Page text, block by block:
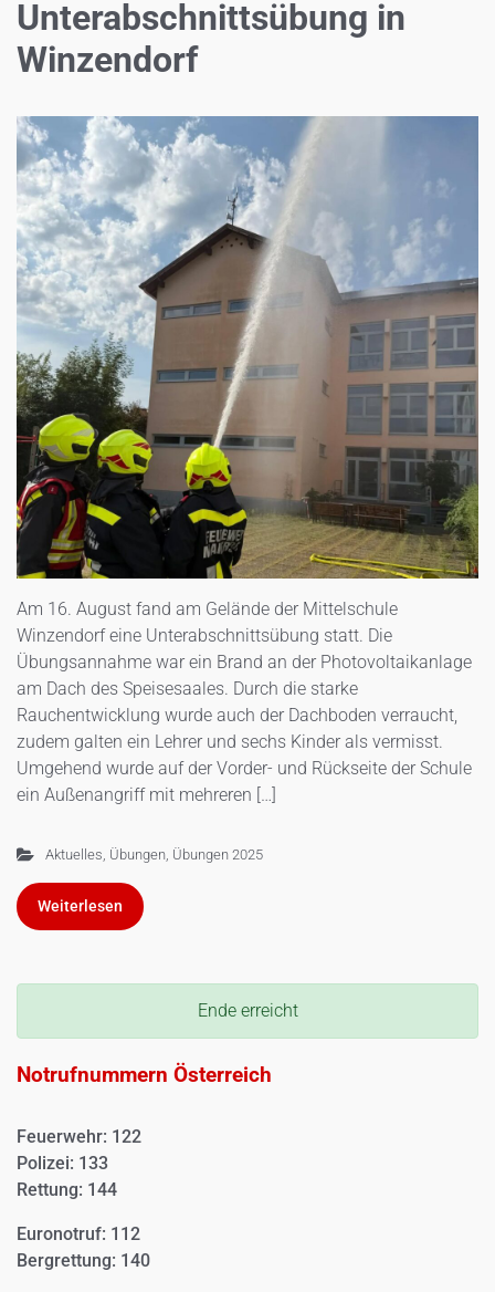
Unterabschnittsübung in
Winzendorf
Am 16. August fand am Gelände der Mittelschule
Winzendorf eine Unterabschnittsübung statt. Die
Übungsannahme war ein Brand an der Photovoltaikanlage
am Dach des Speisesaales. Durch die starke
Rauchentwicklung wurde auch der Dachboden verraucht,
zudem galten ein Lehrer und sechs Kinder als vermisst.
Umgehend wurde auf der Vorder- und Rückseite der Schule
ein Außenangriff mit mehreren […]
Aktuelles Übungen, Übungen 2025
Weiterlesen
Ende erreicht
Notrufnummern Österreich
Feuerwehr: 122
Polizei: 133
Rettung: 144
Euronotruf: 112
Bergrettung: 140